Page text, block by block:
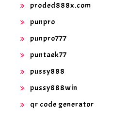
proded888x.com
punpro
punpro777
puntaek77
pussy888
pussy888win
qr code generator